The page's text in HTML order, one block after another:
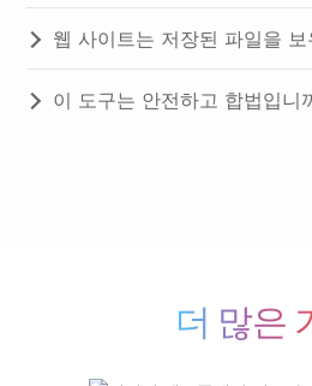
웹 사이트는 저장된 파일을 보
이 도구는 안전하고 합법입니
더 많은